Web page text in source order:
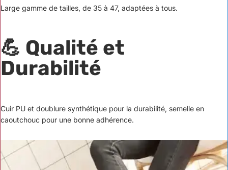
Large gamme de tailles, de 35 à 47, adaptées à tous.
💪 Qualité et
Durabilité
Cuir PU et doublure synthétique pour la durabilité, semelle en
caoutchouc pour une bonne adhérence.